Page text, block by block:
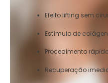
Efeito lifting sem
Estímulo de
Procedimento
Recuperação